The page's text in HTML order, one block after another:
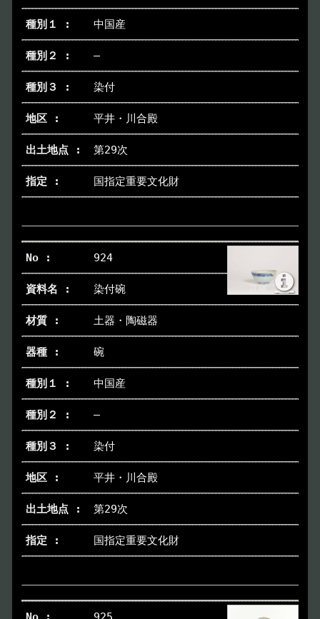
中国産
―
染付
平井・川合殿
第29次
国指定重要文化財
924
染付碗
土器・陶磁器
碗
中国産
―
染付
平井・川合殿
第29次
国指定重要文化財